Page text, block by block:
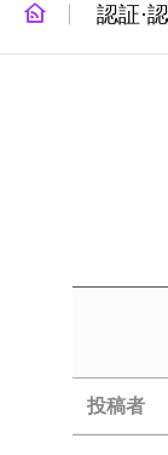
認証·
投稿者